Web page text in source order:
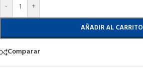
- +
AÑADIR AL CARRITO
Comparar